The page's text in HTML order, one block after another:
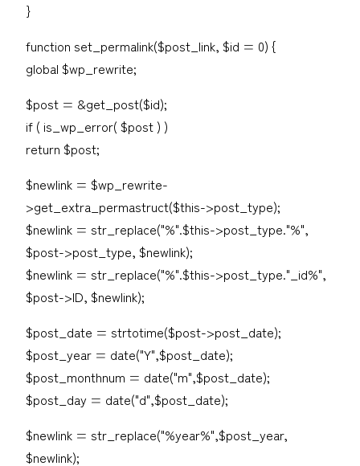
}
function set_permalink($post_link, $id = 0) {
global $wp_rewrite;
$post = &get_post($id);
if ( is_wp_error( $post ) )
return $post;
$newlink = $wp_rewrite-
>get_extra_permastruct($this->post_type);
$newlink = str_replace("%".$this->post_type."%",
$post->post_type, $newlink);
$newlink = str_replace("%".$this->post_type."_id%",
$post->ID, $newlink);
$post_date = strtotime($post->post_date);
$post_year = date("Y",$post_date);
$post_monthnum = date("m",$post_date);
$post_day = date("d",$post_date);
$newlink = str_replace("%year%",$post_year,
$newlink);